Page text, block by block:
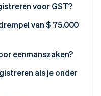
voor GST?
van $ 75.000
eenmanszaken?
als je onder